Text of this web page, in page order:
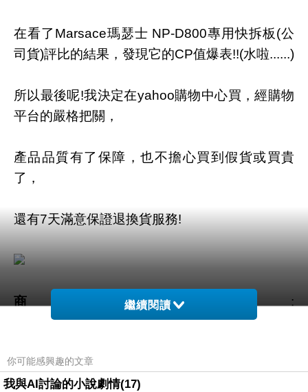
在看了Marsace瑪瑟士 NP-D800專用快拆板(公
司貨)評比的結果，發現它的CP值爆表!!(水啦......)
所以最後呢!我決定在yahoo購物中心買，經購物
平台的嚴格把關，
產品品質有了保障，也不擔心買到假貨或買貴
了，
還有7天滿意保證退換貨服務!
商品網址 :
https://tw.partner.buy.yahoo.com:443/gd/buy?
1K3UwUS81Q00ra1YwT2t6MklYVDRlbVVZPQ
==&url=https://tw.buy.yahoo.com/gdsale/gdsale
繼續閱讀
你可能感興趣的文章
我與AI討論的小說劇情(17)